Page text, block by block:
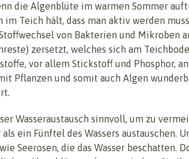
die Algenblüte im warmen Sommer
im Teich hält, dass man aktiv werden
von Bakterien und Mikroben
zersetzt, welches sich am
vor allem Stickstoff und Phosphor,
Pflanzen und somit auch Algen
Wasseraustausch sinnvoll, um zu
ein Fünftel des Wassers austauschen.
Seerosen, die das Wasser beschatten.